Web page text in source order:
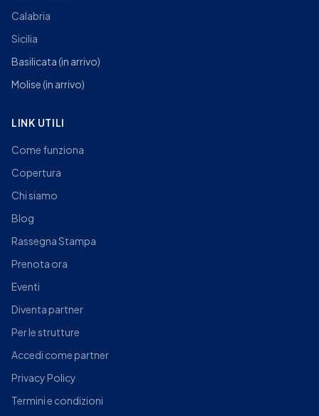
Calabria
Sicilia
Basilicata(in arrivo)
Molise(in arrivo)
LINK UTILI
Come funziona
Copertura
Chi siamo
Blog
Rassegna Stampa
Prenota ora
Eventi
Diventa partner
Per le strutture
Accedi come partner
Privacy Policy
Termini e condizioni